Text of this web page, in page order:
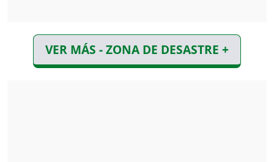
VER MÁS - ZONA DE DESASTRE +